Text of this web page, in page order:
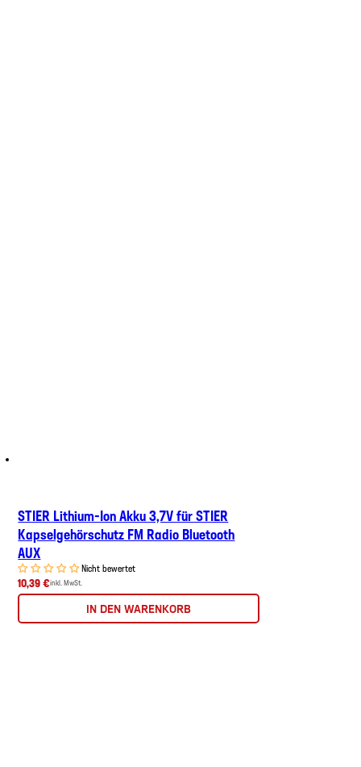
STIER Lithium-Ion Akku 3,7V für STIER
Kapselgehörschutz FM Radio Bluetooth
AUX
Nicht bewertet
10,39 €inkl. MwSt.
IN DEN WARENKORB